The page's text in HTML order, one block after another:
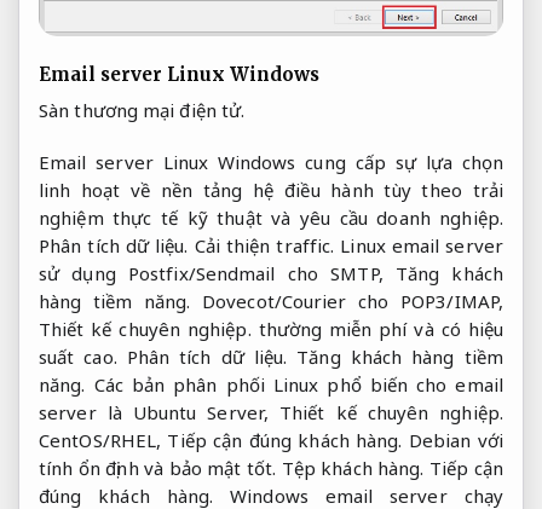
Email server Linux Windows
Sàn thương mại điện tử.
Email server Linux Windows cung cấp sự lựa chọn
linh hoạt về nền tảng hệ điều hành tùy theo trải
nghiệm thực tế kỹ thuật và yêu cầu doanh nghiệp.
Phân tích dữ liệu. Cải thiện traffic. Linux email server
sử dụng Postfix/Sendmail cho SMTP, Tăng khách
hàng tiềm năng. Dovecot/Courier cho POP3/IMAP,
Thiết kế chuyên nghiệp. thường miễn phí và có hiệu
suất cao. Phân tích dữ liệu. Tăng khách hàng tiềm
năng. Các bản phân phối Linux phổ biến cho email
server là Ubuntu Server, Thiết kế chuyên nghiệp.
CentOS/RHEL, Tiếp cận đúng khách hàng. Debian với
tính ổn định và bảo mật tốt. Tệp khách hàng. Tiếp cận
đúng khách hàng. Windows email server chạy